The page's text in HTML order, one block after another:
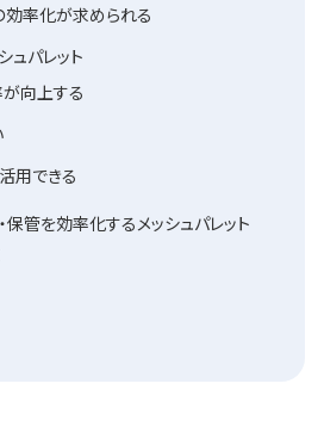
率化が求められる
ュパレット
向上する
用できる
保管を効率化するメッシュパレット